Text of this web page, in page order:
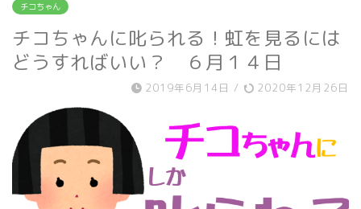
チコちゃん
チコちゃんに叱られる！虹を見るには
どうすればいい？ ６月１４日
2019年6月14日 / 2020年12月26日